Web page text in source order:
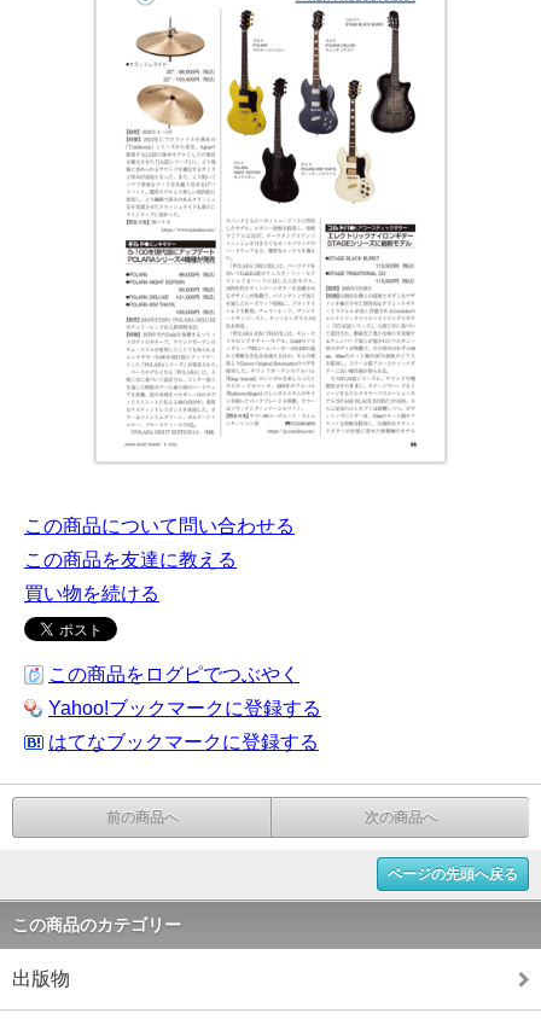
この商品について問い合わせる
この商品を友達に教える
買い物を続ける
この商品をログピでつぶやく
Yahoo!ブックマークに登録する
はてなブックマークに登録する
前の商品へ 次の商品へ
ページの先頭へ戻る
この商品のカテゴリー
出版物